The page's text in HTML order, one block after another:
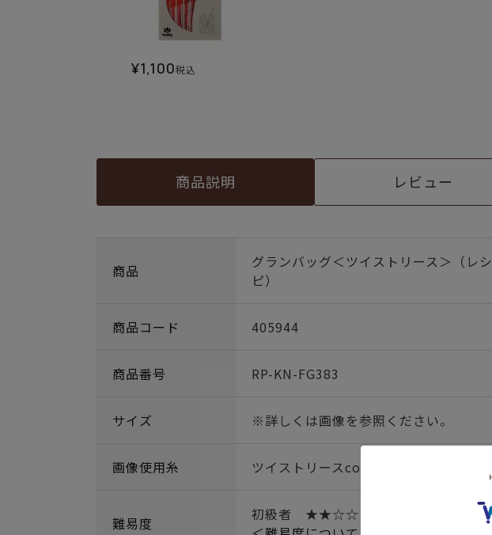
¥1,100税込
商品説明 レビュー
商品
グランバッグ＜ツイストリース＞（レシ
ピ）
商品コード 405944
商品番号 RP-KN-FG383
サイズ ※詳しくは画像を参照ください。
画像使用糸 ツイストリースcol.01X、col.04X
難易度
初級者 ★★☆☆